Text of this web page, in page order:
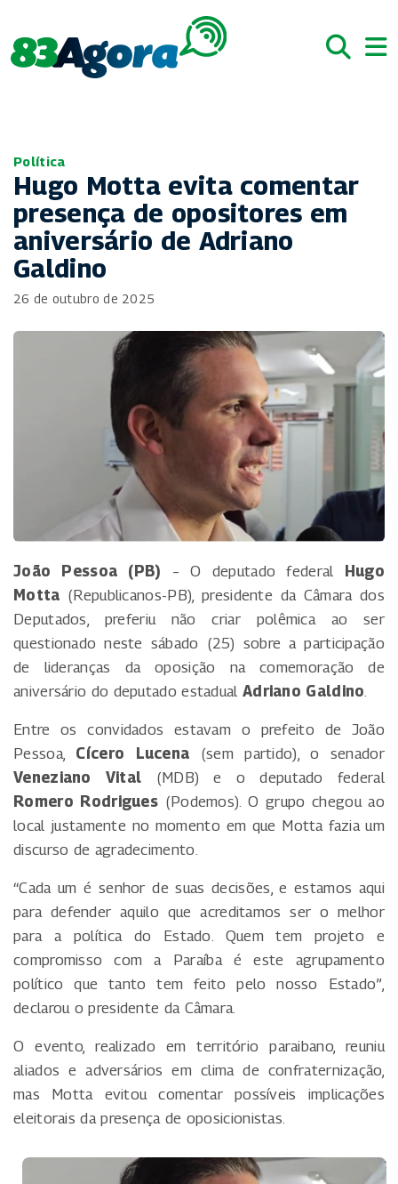
Política
Hugo Motta evita comentar
presença de opositores em
aniversário de Adriano
Galdino
26 de outubro de 2025
João Pessoa (PB) – O deputado federal Hugo
Motta (Republicanos-PB), presidente da Câmara dos
Deputados, preferiu não criar polêmica ao ser
questionado neste sábado (25) sobre a participação
de lideranças da oposição na comemoração de
aniversário do deputado estadual Adriano Galdino
Entre os convidados estavam o prefeito de João
Pessoa, Cícero Lucena (sem partido), o senador
Veneziano Vital (MDB) e o deputado federal
Romero Rodrigues (Podemos). O grupo chegou ao
local justamente no momento em que Motta fazia um
discurso de agradecimento.
“Cada um é senhor de suas decisões, e estamos aqui
para defender aquilo que acreditamos ser o melhor
para a política do Estado. Quem tem projeto e
compromisso com a Paraíba é este agrupamento
político que tanto tem feito pelo nosso Estado”,
declarou o presidente da Câmara.
O evento, realizado em território paraibano, reuniu
aliados e adversários em clima de confraternização,
mas Motta evitou comentar possíveis implicações
eleitorais da presença de oposicionistas.